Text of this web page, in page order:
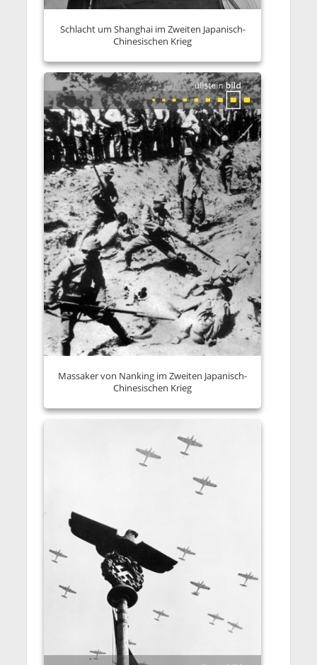
Schlacht um Shanghai im Zweiten Japanisch-
Chinesischen Krieg
Massaker von Nanking im Zweiten Japanisch-
Chinesischen Krieg